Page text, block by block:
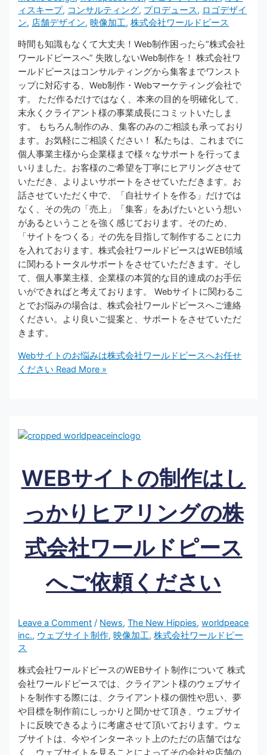
ィスキープ, コンサルティング, プロデュース, ロゴデザイ
ン, 店舗デザイン,映像加工,株式会社ワールドピース
時間も知識もなくて大丈夫！Web制作困ったら”株式会社
ワールドピースへ” 失敗しないWeb制作を！ 株式会社ワ
ールドピースはコンサルティングから集客までワンスト
ップに対応する、Web制作・Webマーケティング会社で
す。 ただ作るだけではなく、本来の目的を明確化して、
末永くクライアント様の事業成長にコミットいたしま
す。 もちろん制作のみ、集客のみのご相談も承っており
ます。お気軽にご相談ください！ 私たちは、これまでに
個人事業主様から企業様まで様々なサポートを行ってま
いりました。お客様のご希望を丁寧にヒアリングさせて
いただき、よりよいサポートをさせていただきます。お
話させていただく中で、「自社サイトを作る」だけでは
なく、その先の「売上」「集客」をあげたいという想い
があるということを強く感じております。そのため、
「サイトをつくる」その先を目指して制作することに力
を入れております。株式会社ワールドピースはWEB領域
に関わるトータルサポートをさせていただきます。そし
て、個人事業主様、企業様の本質的な目的達成のお手伝
いができればと考えております。 Webサイトに関わるこ
とでお悩みの場合は、株式会社ワールドピースへご連絡
ください。より良いご提案と、サポートをさせていただ
きます。
Webサイトのお悩みは株式会社ワールドピースへお任せ
ください Read More »
WEBサイトの制作はし
っかりヒアリングの株
式会社ワールドピース
へご依頼ください
Leave a Comment / News,The New Hippies,worldpeace
inc., ウェブサイト制作,映像加工,株式会社ワールドピー
ス
株式会社ワールドピースのWEBサイト制作について 株式
会社ワールドピースでは、クライアント様のウェブサイ
トを制作する際には、クライアント様の個性や思い、夢
や目標を制作前にしっかりと聞かせて頂き、ウェブサイ
トに反映できるように考慮させて頂いております。ウェ
ブサイトは、今やインターネット上のただの店舗ではな
く、ウェブサイトを見ることによってその会社や店舗の